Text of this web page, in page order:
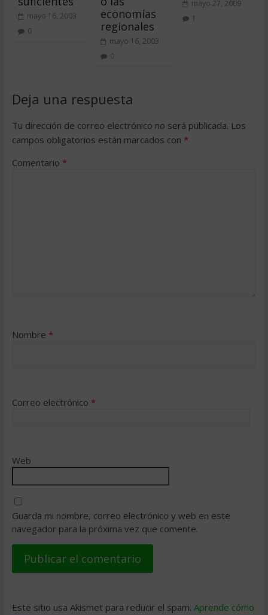
mayo 16, 2003
0
economías
regionales
mayo 16, 2003
0
mayo 27, 2009
1
Deja una respuesta
Tu dirección de correo electrónico no será publicada. Los
campos obligatorios están marcados con *
Comentario *
Nombre *
Correo electrónico *
Web
Guarda mi nombre, correo electrónico y web en este
navegador para la próxima vez que comente.
Este sitio usa Akismet para reducir el spam. Aprende cómo